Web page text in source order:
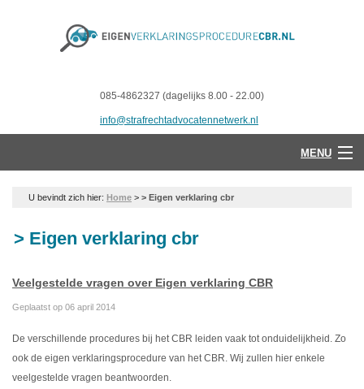
085-4862327 (dagelijks 8.00 - 22.00)
info@strafrechtadvocatennetwerk.nl
MENU
U bevindt zich hier: Home > > Eigen verklaring cbr
> Eigen verklaring cbr
Veelgestelde vragen over Eigen verklaring CBR
Geplaatst op 06 april 2014
De verschillende procedures bij het CBR leiden vaak tot onduidelijkheid. Zo
ook de eigen verklaringsprocedure van het CBR. Wij zullen hier enkele
veelgestelde vragen beantwoorden.